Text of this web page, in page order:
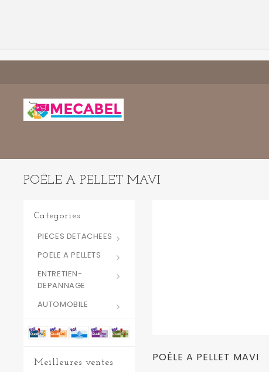
POÊLE A PELLET MAVI
Categories
PIECES DETACHEES
POELE A PELLETS
ENTRETIEN-
DEPANNAGE
AUTOMOBILE
Meilleures ventes POÊLE A PELLET MAVI